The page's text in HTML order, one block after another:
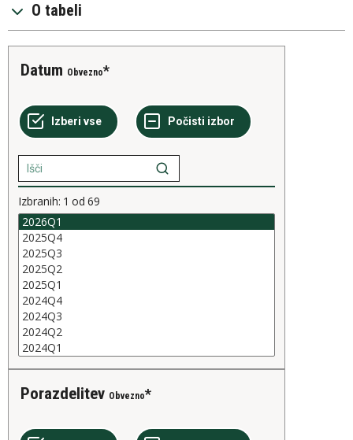
O tabeli
Datum Obvezno
Izbranih: 1 od 69
Porazdelitev Obvezno